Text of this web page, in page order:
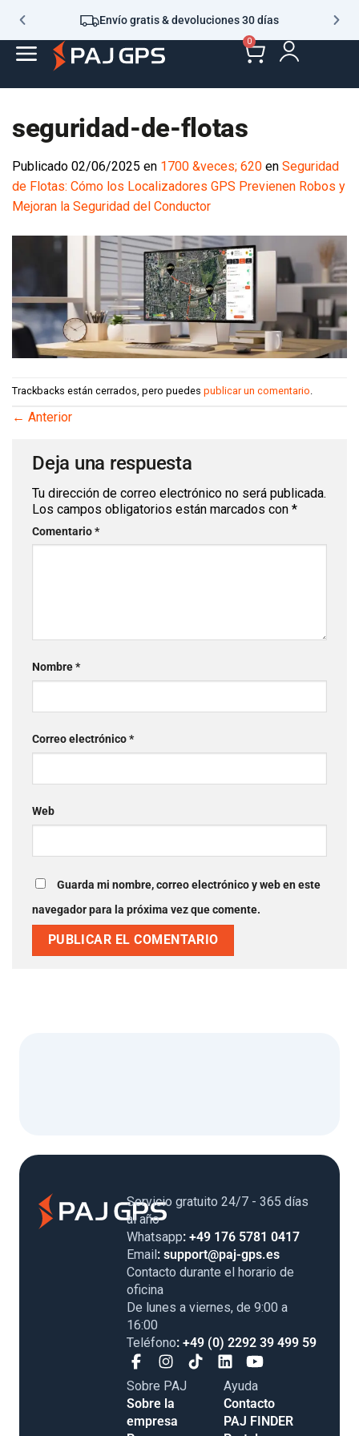
Envío gratis & devoluciones 30 días
0
seguridad-de-flotas
Publicado 02/06/2025 en 1700 &veces; 620 en Seguridad
de Flotas: Cómo los Localizadores GPS Previenen Robos y
Mejoran la Seguridad del Conductor
Trackbacks están cerrados, pero puedes publicar un comentario.
← Anterior
Deja una respuesta
Tu dirección de correo electrónico no será publicada.
Los campos obligatorios están marcados con *
Comentario*
Nombre*
Correo electrónico*
Web
Guarda mi nombre, correo electrónico y web en este
navegador para la próxima vez que comente.
Servicio gratuito 24/7 - 365 días
al año
Whatsapp: +49 176 5781 0417
Email : support@paj-gps.es
Contacto durante el horario de
oficina
De lunes a viernes, de 9:00 a
16:00
Teléfono: +49 (0) 2292 39 499 59
Sobre PAJ
Sobre la
empresa
Ayuda
Contacto
PAJ FINDER